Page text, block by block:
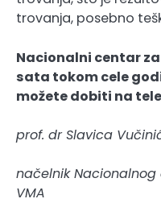
trovanja, posebno
Nacionalni centar
sata tokom cele
možete dobiti na
prof. dr Slavica
načelnik
VMA